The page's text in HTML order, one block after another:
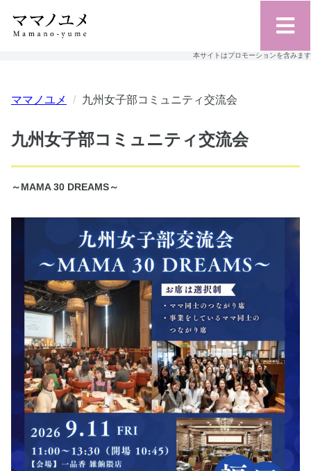
本サイトはプロモーションを含みます
ママノユメ 九州女子部コミュニティ交流会
九州女子部コミュニティ交流会
～MAMA 30 DREAMS～